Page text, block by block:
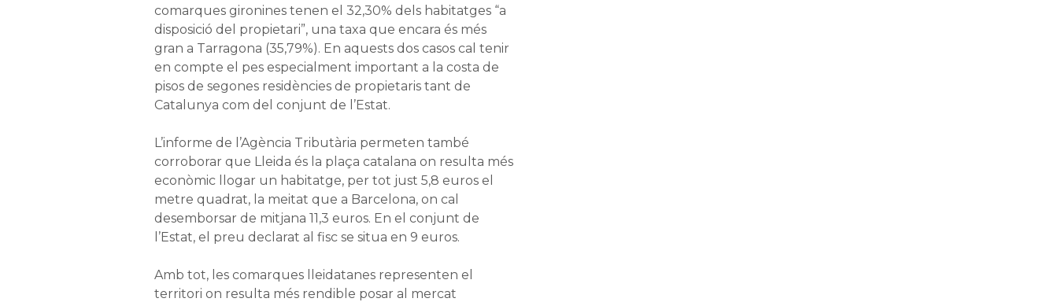
comarques gironines tenen el 32,30% dels habitatges “a
disposició del propietari”, una taxa que encara és més
gran a Tarragona (35,79%). En aquests dos casos cal tenir
en compte el pes especialment important a la costa de
pisos de segones residències de propietaris tant de
Catalunya com del conjunt de l’Estat.
L’informe de l’Agència Tributària permeten també
corroborar que Lleida és la plaça catalana on resulta més
econòmic llogar un habitatge, per tot just 5,8 euros el
metre quadrat, la meitat que a Barcelona, on cal
desemborsar de mitjana 11,3 euros. En el conjunt de
l’Estat, el preu declarat al fisc se situa en 9 euros.
Amb tot, les comarques lleidatanes representen el
territori on resulta més rendible posar al mercat